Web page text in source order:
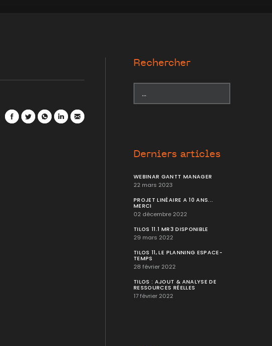
Rechercher
Derniers articles
WEBINAR GANTT MANAGER
22 mars 2023
PROJET LINÉAIRE A 10 ANS...
MERCI
02 décembre 2022
TILOS 11.1 MR3 DISPONIBLE
29 mars 2022
TILOS 11, LE PLANNING ESPACE-
TEMPS
28 février 2022
TILOS : AJOUT & ANALYSE DE
RESSOURCES RÉELLES
17 février 2022